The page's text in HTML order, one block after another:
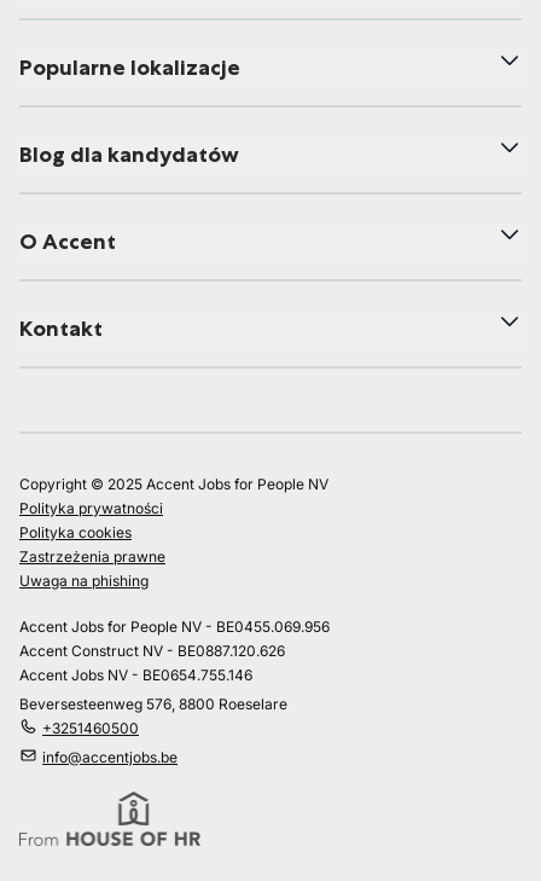
Popularne lokalizacje
Blog dla kandydatów
O Accent
Kontakt
Copyright © 2025 Accent Jobs for People NV
Polityka prywatności
Polityka cookies
Zastrzeżenia prawne
Uwaga na phishing
Accent Jobs for People NV - BE0455.069.956
Accent Construct NV - BE0887.120.626
Accent Jobs NV - BE0654.755.146
Beversesteenweg 576, 8800 Roeselare
+3251460500
info@accentjobs.be